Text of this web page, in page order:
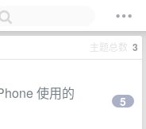
主题总数 3
使用的
5